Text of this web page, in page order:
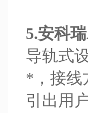
5.安科
导轨式
*，接线
引出用